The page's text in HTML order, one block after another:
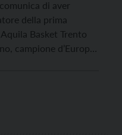
di aver
della prima
Basket Trento
campione d’Europa